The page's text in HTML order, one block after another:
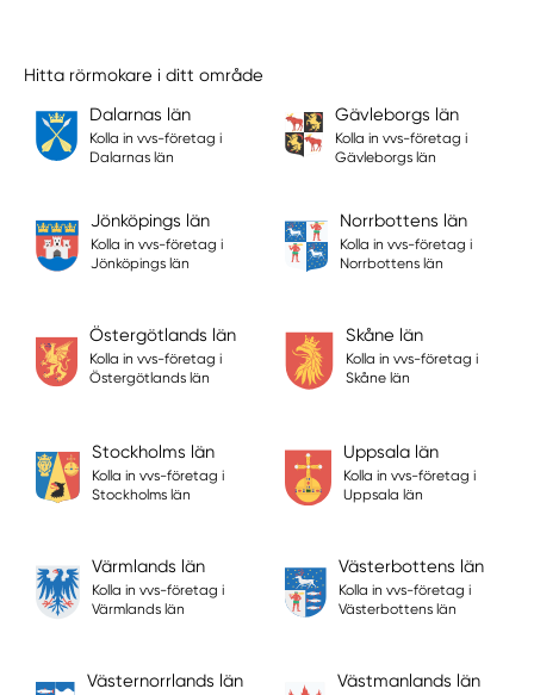
Hitta rörmokare i ditt område
Dalarnas län
Kolla in vvs-företag i
Dalarnas län
Gävleborgs län
Kolla in vvs-företag i
Gävleborgs län
Jönköpings län
Kolla in vvs-företag i
Jönköpings län
Norrbottens län
Kolla in vvs-företag i
Norrbottens län
Östergötlands län
Kolla in vvs-företag i
Östergötlands län
Skåne län
Kolla in vvs-företag i
Skåne län
Stockholms län
Kolla in vvs-företag i
Stockholms län
Uppsala län
Kolla in vvs-företag i
Uppsala län
Värmlands län
Kolla in vvs-företag i
Värmlands län
Västerbottens län
Kolla in vvs-företag i
Västerbottens län
Västernorrlands län Västmanlands län